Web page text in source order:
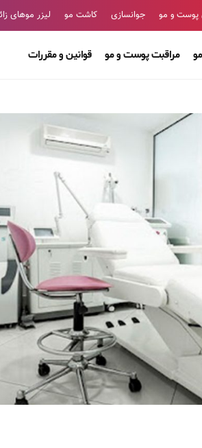
و مو جوانسازی کاشت مو لیزر موهای
مراقبت پوست و مو قوانین و مقررات